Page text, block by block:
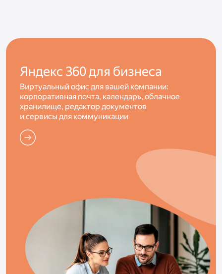
Яндекс 360 для бизнеса
Виртуальный офис для вашей компании:
корпоративная почта, календарь, облачное
хранилище, редактор документов
и сервисы для коммуникации